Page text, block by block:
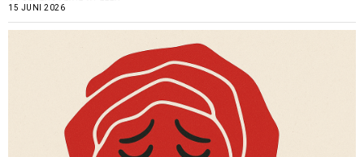
15 JUNI 2026